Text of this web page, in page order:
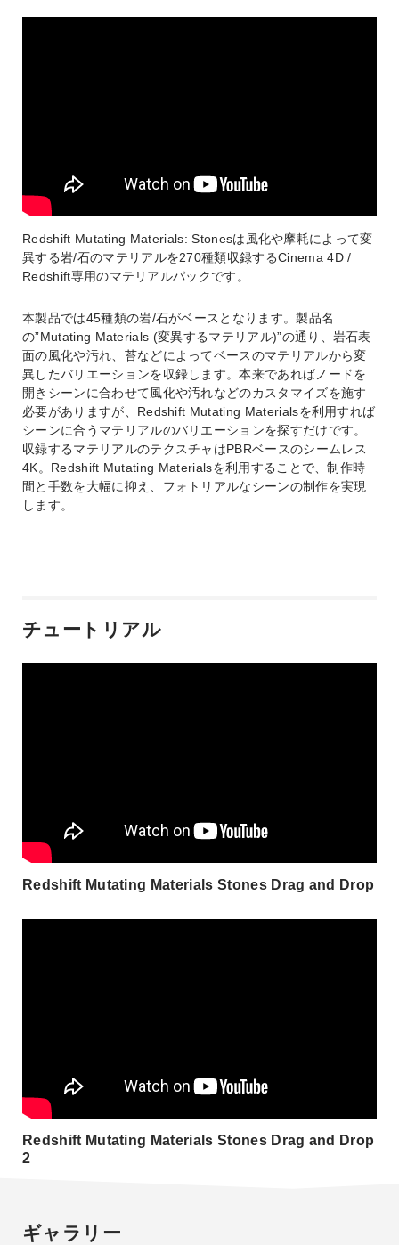
Redshift Mutating Materials: Stonesは風化や摩耗によって変
異する岩/石のマテリアルを270種類収録するCinema 4D /
Redshift専用のマテリアルパックです。
本製品では45種類の岩/石がベースとなります。製品名
の”Mutating Materials (変異するマテリアル)”の通り、岩石表
面の風化や汚れ、苔などによってベースのマテリアルから変
異したバリエーションを収録します。本来であればノードを
開きシーンに合わせて風化や汚れなどのカスタマイズを施す
必要がありますが、Redshift Mutating Materialsを利用すれば
シーンに合うマテリアルのバリエーションを探すだけです。
収録するマテリアルのテクスチャはPBRベースのシームレス
4K。Redshift Mutating Materialsを利用することで、制作時
間と手数を大幅に抑え、フォトリアルなシーンの制作を実現
します。
チュートリアル
Redshift Mutating Materials Stones Drag and Drop
Redshift Mutating Materials Stones Drag and Drop
2
ギャラリー